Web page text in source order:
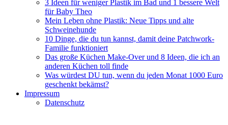
3 Ideen für weniger Plastik im Bad und 1 bessere Welt
für Baby Theo
Mein Leben ohne Plastik: Neue Tipps und alte
Schweinehunde
10 Dinge, die du tun kannst, damit deine Patchwork-
Familie funktioniert
Das große Küchen Make-Over und 8 Ideen, die ich an
anderen Küchen toll finde
Was würdest DU tun, wenn du jeden Monat 1000 Euro
geschenkt bekämst?
Impressum
Datenschutz